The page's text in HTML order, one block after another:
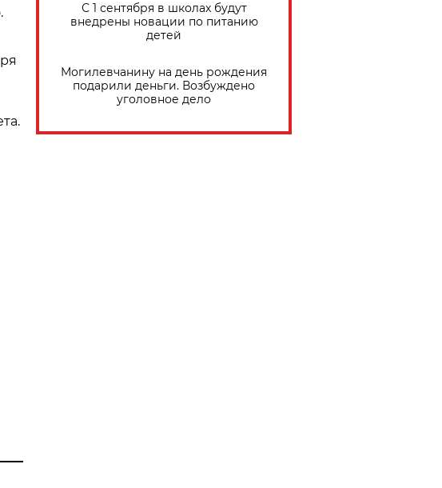
С 1 сентября в школах будут
внедрены новации по питанию
детей
Могилевчанину на день рождения
подарили деньги. Возбуждено
уголовное дело